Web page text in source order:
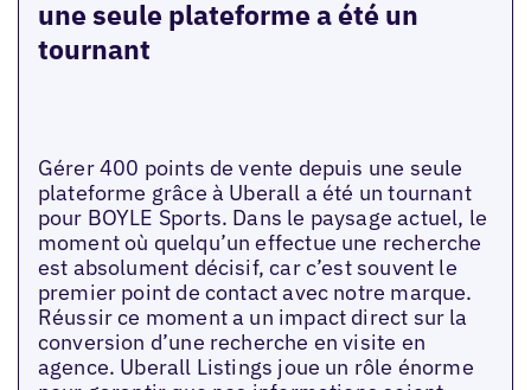
une seule plateforme a été un
tournant
Gérer 400 points de vente depuis une seule
plateforme grâce à Uberall a été un tournant
pour BOYLE Sports. Dans le paysage actuel, le
moment où quelqu’un effectue une recherche
est absolument décisif, car c’est souvent le
premier point de contact avec notre marque.
Réussir ce moment a un impact direct sur la
conversion d’une recherche en visite en
agence. Uberall Listings joue un rôle énorme